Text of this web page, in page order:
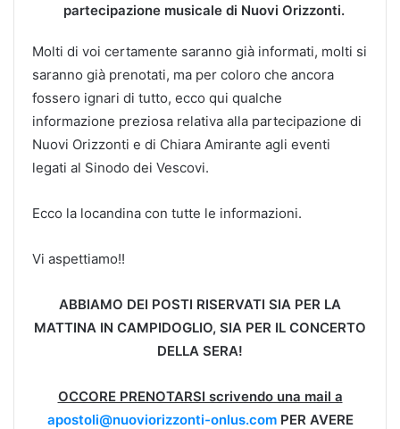
partecipazione musicale di Nuovi Orizzonti.
Molti di voi certamente saranno già informati, molti si
saranno già prenotati, ma per coloro che ancora
fossero ignari di tutto, ecco qui qualche
informazione preziosa relativa alla partecipazione di
Nuovi Orizzonti e di Chiara Amirante agli eventi
legati al Sinodo dei Vescovi.
Ecco la locandina con tutte le informazioni.
Vi aspettiamo!!
ABBIAMO DEI POSTI RISERVATI SIA PER LA
MATTINA IN CAMPIDOGLIO, SIA PER IL CONCERTO
DELLA SERA!
OCCORE PRENOTARSI scrivendo una mail a
apostoli@nuoviorizzonti-onlus.comPER AVERE